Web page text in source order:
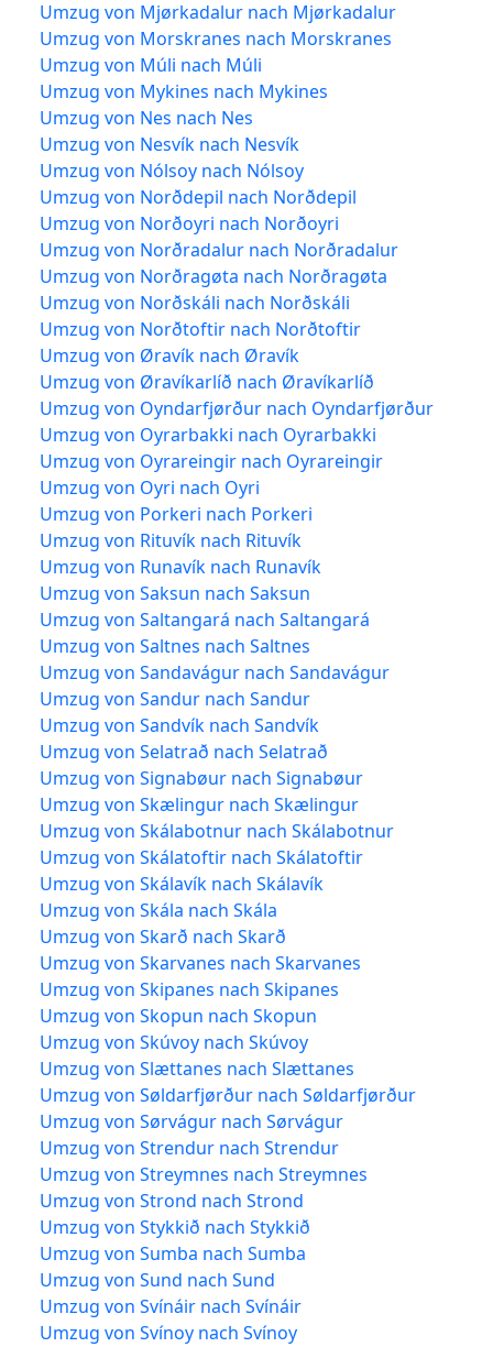
Umzug von Mjørkadalur nach Mjørkadalur
Umzug von Morskranes nach Morskranes
Umzug von Múli nach Múli
Umzug von Mykines nach Mykines
Umzug von Nes nach Nes
Umzug von Nesvík nach Nesvík
Umzug von Nólsoy nach Nólsoy
Umzug von Norðdepil nach Norðdepil
Umzug von Norðoyri nach Norðoyri
Umzug von Norðradalur nach Norðradalur
Umzug von Norðragøta nach Norðragøta
Umzug von Norðskáli nach Norðskáli
Umzug von Norðtoftir nach Norðtoftir
Umzug von Øravík nach Øravík
Umzug von Øravíkarlíð nach Øravíkarlíð
Umzug von Oyndarfjørður nach Oyndarfjørður
Umzug von Oyrarbakki nach Oyrarbakki
Umzug von Oyrareingir nach Oyrareingir
Umzug von Oyri nach Oyri
Umzug von Porkeri nach Porkeri
Umzug von Rituvík nach Rituvík
Umzug von Runavík nach Runavík
Umzug von Saksun nach Saksun
Umzug von Saltangará nach Saltangará
Umzug von Saltnes nach Saltnes
Umzug von Sandavágur nach Sandavágur
Umzug von Sandur nach Sandur
Umzug von Sandvík nach Sandvík
Umzug von Selatrað nach Selatrað
Umzug von Signabøur nach Signabøur
Umzug von Skælingur nach Skælingur
Umzug von Skálabotnur nach Skálabotnur
Umzug von Skálatoftir nach Skálatoftir
Umzug von Skálavík nach Skálavík
Umzug von Skála nach Skála
Umzug von Skarð nach Skarð
Umzug von Skarvanes nach Skarvanes
Umzug von Skipanes nach Skipanes
Umzug von Skopun nach Skopun
Umzug von Skúvoy nach Skúvoy
Umzug von Slættanes nach Slættanes
Umzug von Søldarfjørður nach Søldarfjørður
Umzug von Sørvágur nach Sørvágur
Umzug von Strendur nach Strendur
Umzug von Streymnes nach Streymnes
Umzug von Strond nach Strond
Umzug von Stykkið nach Stykkið
Umzug von Sumba nach Sumba
Umzug von Sund nach Sund
Umzug von Svínáir nach Svínáir
Umzug von Svínoy nach Svínoy